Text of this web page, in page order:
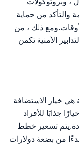
والتأكد من حماية
ذلك ، من
الأمنية تكمن
هي خيار الاستضافة
جذابًا للأفراد
تسعير خطط
من بضعة دولارات